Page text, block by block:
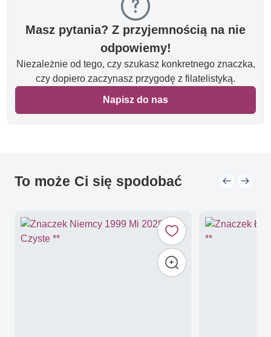
Masz pytania? Z przyjemnością na nie
odpowiemy!
Niezależnie od tego, czy szukasz konkretnego znaczka,
czy dopiero zaczynasz przygodę z filatelistyką.
Napisz do nas
To może Ci się spodobać